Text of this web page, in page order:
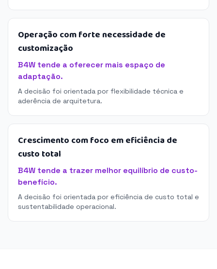
Operação com forte necessidade de
customização
B4W tende a oferecer mais espaço de
adaptação.
A decisão foi orientada por flexibilidade técnica e
aderência de arquitetura.
Crescimento com foco em eficiência de
custo total
B4W tende a trazer melhor equilíbrio de custo-
benefício.
A decisão foi orientada por eficiência de custo total e
sustentabilidade operacional.